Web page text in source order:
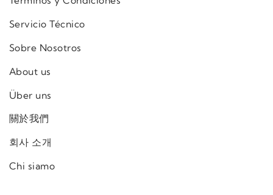
Servicio Técnico
Sobre Nosotros
About us
Über uns
關於我們
회사 소개
Chi siamo